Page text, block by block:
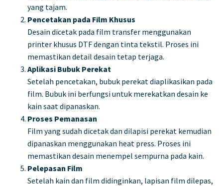
yang tajam.
Pencetakan pada Film Khusus
Desain dicetak pada film transfer menggunakan
printer khusus DTF dengan tinta tekstil. Proses ini
memastikan detail desain tetap terjaga.
Aplikasi Bubuk Perekat
Setelah pencetakan, bubuk perekat diaplikasikan pada
film. Bubuk ini berfungsi untuk merekatkan desain ke
kain saat dipanaskan.
Proses Pemanasan
Film yang sudah dicetak dan dilapisi perekat kemudian
dipanaskan menggunakan heat press. Proses ini
memastikan desain menempel sempurna pada kain.
Pelepasan Film
Setelah kain dan film didinginkan, lapisan film dilepas,